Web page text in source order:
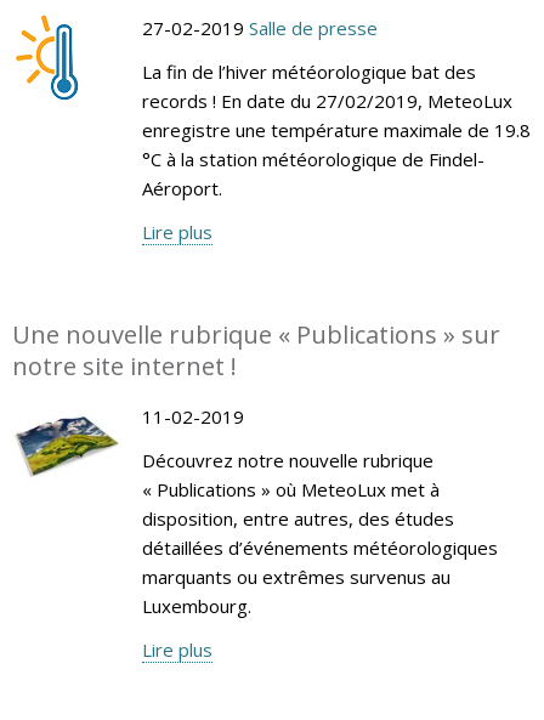
27-02-2019 Salle de presse
La fin de l’hiver météorologique bat des
records ! En date du 27/02/2019, MeteoLux
enregistre une température maximale de 19.8
°C à la station météorologique de Findel-
Aéroport.
Lire plus
Une nouvelle rubrique « Publications » sur
notre site internet !
11-02-2019
Découvrez notre nouvelle rubrique
« Publications » où MeteoLux met à
disposition, entre autres, des études
détaillées d’événements météorologiques
marquants ou extrêmes survenus au
Luxembourg.
Lire plus